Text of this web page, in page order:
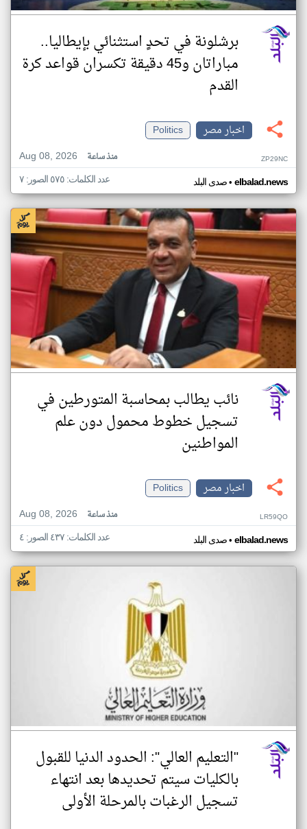
برشلونة في تحدٍ استثنائي بإيطاليا..
مباراتان و45 دقيقة تكسران قواعد كرة
القدم
اخبار مصر
Politics
Aug 08, 2026
منذ ساعة ZP29NC
صدى البلد• elbalad.news عدد الكلمات: ٥٧٥ الصور: ٧
نائب يطالب بمحاسبة المتورطين في
تسجيل خطوط محمول دون علم
المواطنين
اخبار مصر
Politics
Aug 08, 2026
منذ ساعة LR59QO
صدى البلد• elbalad.news عدد الكلمات: ٤٣٧ الصور: ٤
"التعليم العالي": الحدود الدنيا للقبول
بالكليات سيتم تحديدها بعد انتهاء
تسجيل الرغبات بالمرحلة الأولى